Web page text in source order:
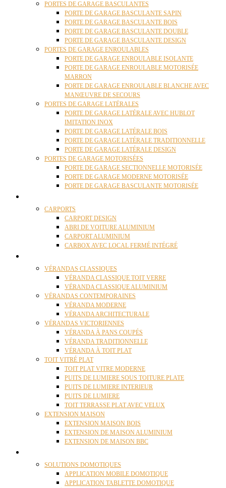
PORTES DE GARAGE BASCULANTES
PORTE DE GARAGE BASCULANTE SAPIN
PORTE DE GARAGE BASCULANTE BOIS
PORTE DE GARAGE BASCULANTE DOUBLE
PORTE DE GARAGE BASCULANTE DESIGN
PORTES DE GARAGE ENROULABLES
PORTE DE GARAGE ENROULABLE ISOLANTE
PORTE DE GARAGE ENROULABLE MOTORISÉE
MARRON
PORTE DE GARAGE ENROULABLE BLANCHE AVEC
MANŒUVRE DE SECOURS
PORTES DE GARAGE LATÉRALES
PORTE DE GARAGE LATÉRALE AVEC HUBLOT
IMITATION INOX
PORTE DE GARAGE LATÉRALE BOIS
PORTE DE GARAGE LATÉRALE TRADITIONNELLE
PORTE DE GARAGE LATÉRALE DESIGN
PORTES DE GARAGE MOTORISÉES
PORTE DE GARAGE SECTIONNELLE MOTORISÉE
PORTE DE GARAGE MODERNE MOTORISÉE
PORTE DE GARAGE BASCULANTE MOTORISÉE
CARPORTS
CARPORT DESIGN
ABRI DE VOITURE ALUMINIUM
CARPORT ALUMINIUM
CARBOX AVEC LOCAL FERMÉ INTÉGRÉ
VÉRANDAS CLASSIQUES
VÉRANDA CLASSIQUE TOIT VERRE
VÉRANDA CLASSIQUE ALUMINIUM
VÉRANDAS CONTEMPORAINES
VÉRANDA MODERNE
VÉRANDA ARCHITECTURALE
VÉRANDAS VICTORIENNES
VÉRANDA À PANS COUPÉS
VÉRANDA TRADITIONNELLE
VÉRANDA À TOIT PLAT
TOIT VITRÉ PLAT
TOIT PLAT VITRE MODERNE
PUITS DE LUMIERE SOUS TOITURE PLATE
PUITS DE LUMIERE INTERIEUR
PUITS DE LUMIERE
TOIT TERRASSE PLAT AVEC VELUX
EXTENSION MAISON
EXTENSION MAISON BOIS
EXTENSION DE MAISON ALUMINIUM
EXTENSION DE MAISON BBC
SOLUTIONS DOMOTIQUES
APPLICATION MOBILE DOMOTIQUE
APPLICATION TABLETTE DOMOTIQUE